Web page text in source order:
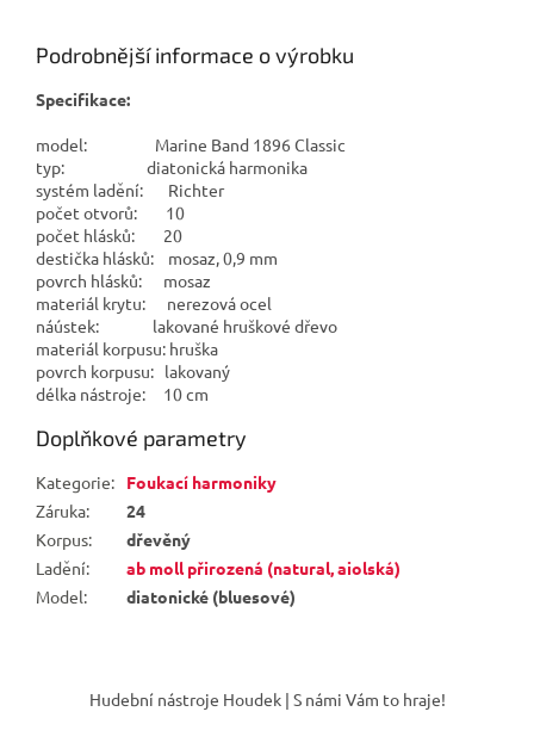
Podrobnější informace o výrobku
Specifikace:
model: Marine Band 1896 Classic
typ: diatonická harmonika
systém ladění: Richter
počet otvorů: 10
počet hlásků: 20
destička hlásků: mosaz, 0,9 mm
povrch hlásků: mosaz
materiál krytu: nerezová ocel
náústek: lakované hruškové dřevo
materiál korpusu: hruška
povrch korpusu: lakovaný
délka nástroje: 10 cm
Doplňkové parametry
Kategorie:
Foukací harmoniky
Záruka:
24
Korpus:
dřevěný
Ladění:
ab moll přirozená (natural, aiolská)
Model: diatonické (bluesové)
Hudební nástroje Houdek | S námi Vám to hraje!